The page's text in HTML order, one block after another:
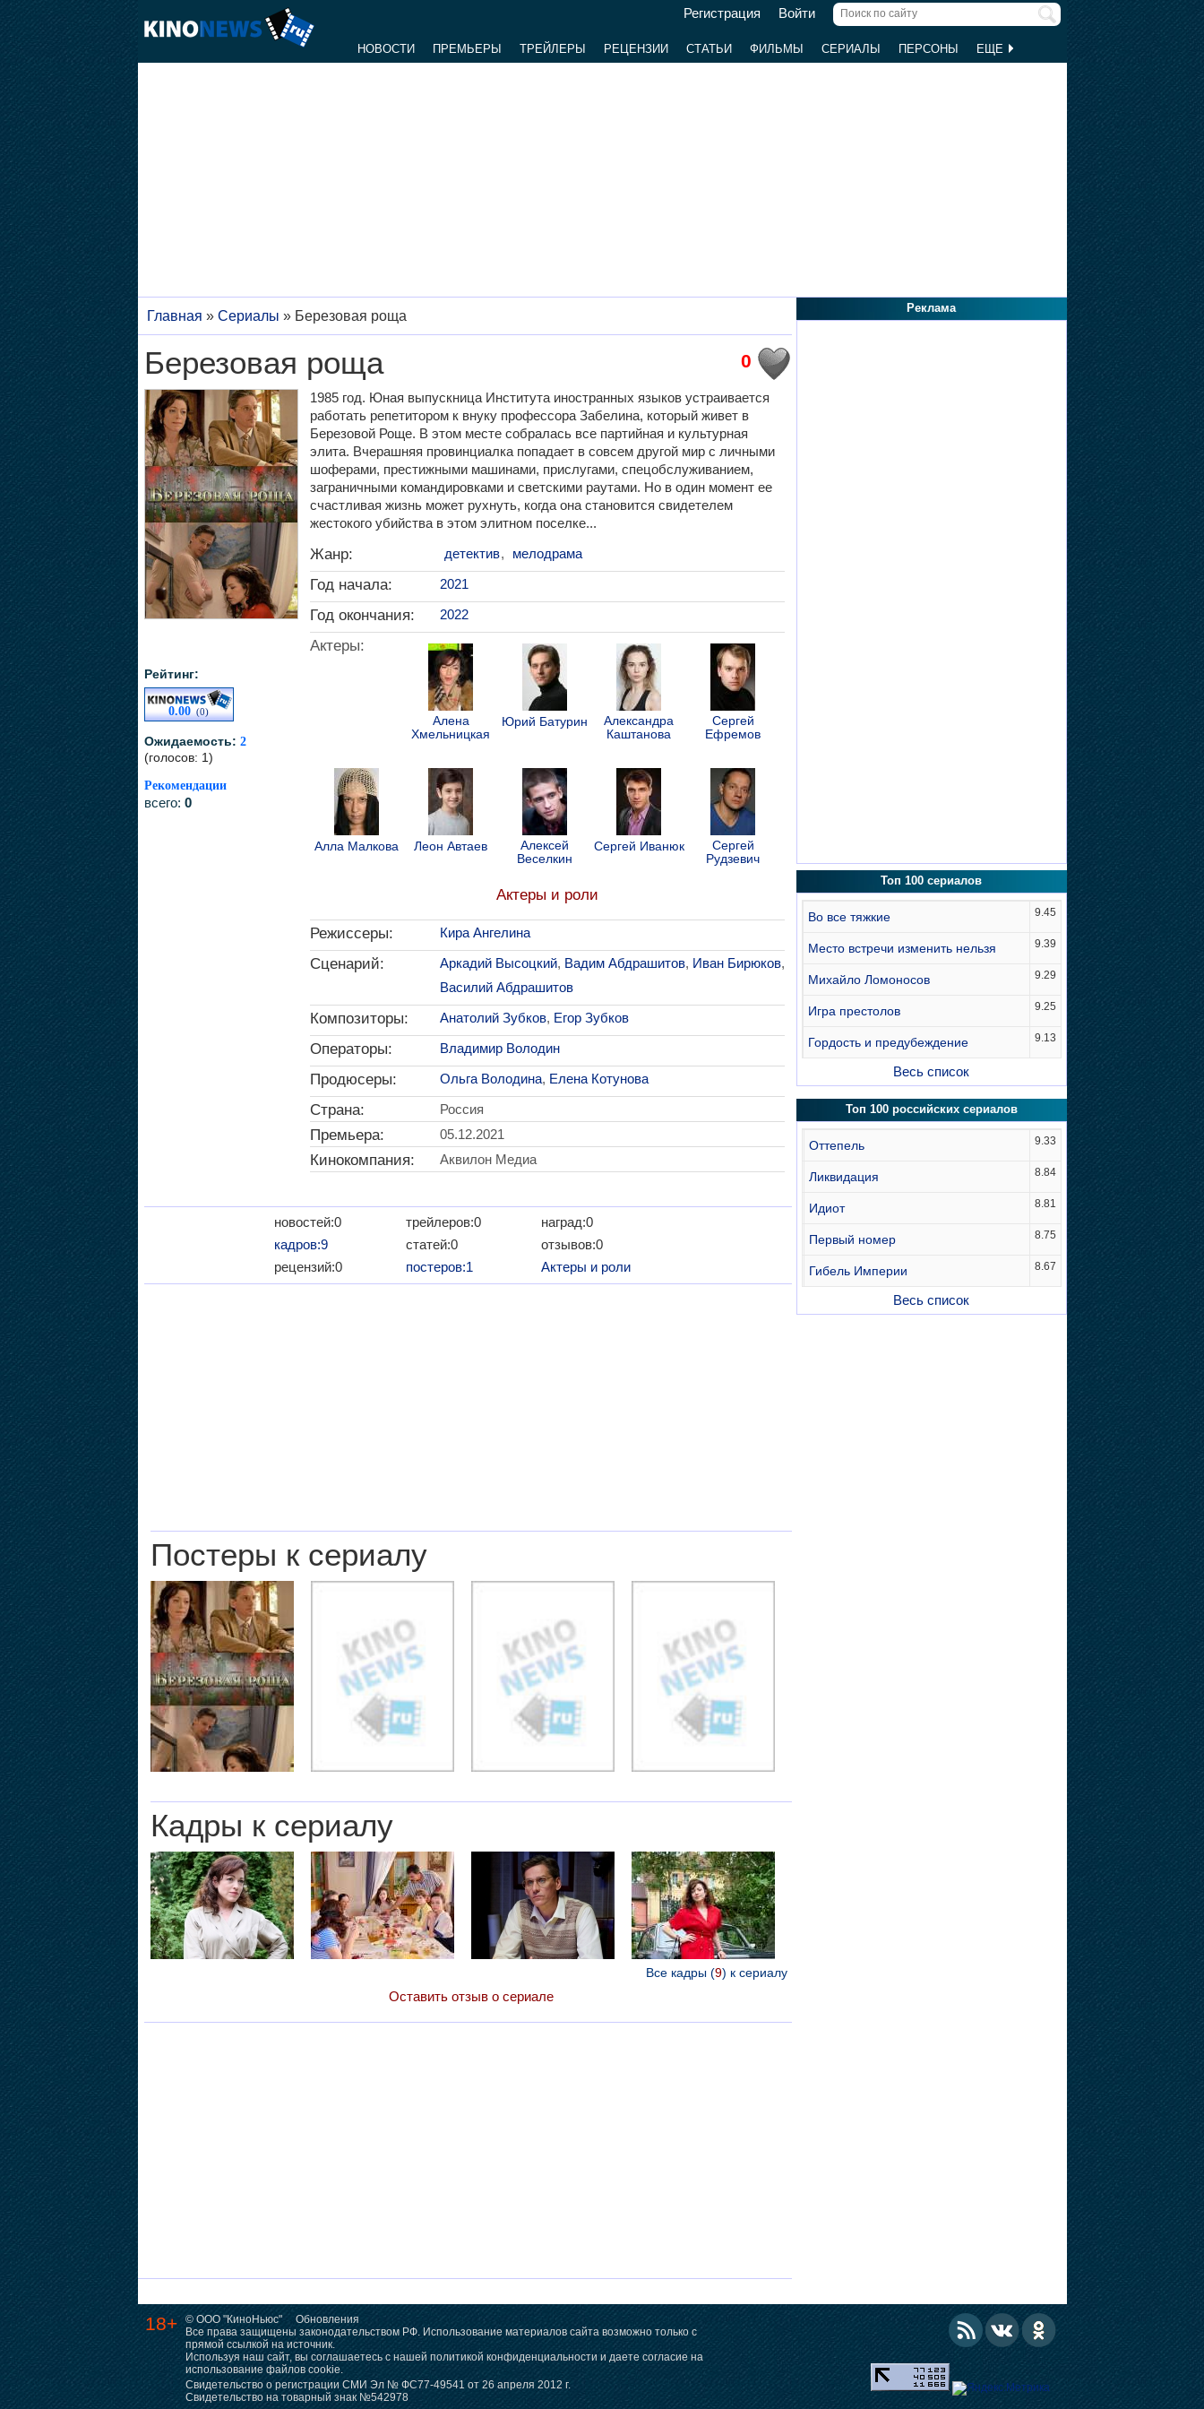
Регистрация Войти
НОВОСТИ ПРЕМЬЕРЫ ТРЕЙЛЕРЫ РЕЦЕНЗИИ СТАТЬИ ФИЛЬМЫ СЕРИАЛЫ ПЕРСОНЫ ЕЩЕ
Главная » Сериалы » Березовая роща
0
Березовая роща
Рейтинг:
0.00 (0)
Ожидаемость: 2
(голосов: 1)
Рекомендации
всего: 0
1985 год. Юная выпускница Института иностранных языков устраивается
работать репетитором к внуку профессора Забелина, который живет в
Березовой Роще. В этом месте собралась все партийная и культурная
элита. Вчерашняя провинциалка попадает в совсем другой мир с личными
шоферами, престижными машинами, прислугами, спецобслуживанием,
заграничными командировками и светскими раутами. Но в один момент ее
счастливая жизнь может рухнуть, когда она становится свидетелем
жестокого убийства в этом элитном поселке...
Жанр: детектив, мелодрама
Год начала: 2021
Год окончания: 2022
Актеры:
Алена
Хмельницкая
Юрий Батурин
Александра
Каштанова
Сергей
Ефремов
Алла Малкова Леон Автаев
Алексей
Веселкин
Сергей Иванюк
Сергей
Рудзевич
Актеры и роли
Режиссеры: Кира Ангелина
Сценарий: Аркадий Высоцкий, Вадим Абдрашитов, Иван Бирюков,
Василий Абдрашитов
Композиторы: Анатолий Зубков, Егор Зубков
Операторы: Владимир Володин
Продюсеры: Ольга Володина, Елена Котунова
Страна: Россия
Премьера: 05.12.2021
Кинокомпания: Аквилон Медиа
новостей:0
кадров:9
рецензий:0
трейлеров:0
статей:0
постеров:1
наград:0
отзывов:0
Актеры и роли
Постеры к сериалу
Кадры к сериалу
Все кадры (9) к сериалу
Оставить отзыв о сериале
Реклама
Топ 100 сериалов
Во все тяжкие 9.45
Место встречи изменить нельзя 9.39
Михайло Ломоносов 9.29
Игра престолов 9.25
Гордость и предубеждение 9.13
Весь список
Топ 100 российских сериалов
Оттепель 9.33
Ликвидация 8.84
Идиот 8.81
Первый номер 8.75
Гибель Империи 8.67
Весь список
18+ © ООО "КиноНьюс"
Обновления
Все права защищены законодательством РФ. Использование материалов сайта возможно только с
прямой ссылкой на источник.
Используя наш сайт, вы соглашаетесь с нашей политикой конфиденциальности и даете согласие на
использование файлов cookie.
Свидетельство о регистрации СМИ Эл № ФС77-49541 от 26 апреля 2012 г.
Свидетельство на товарный знак №542978